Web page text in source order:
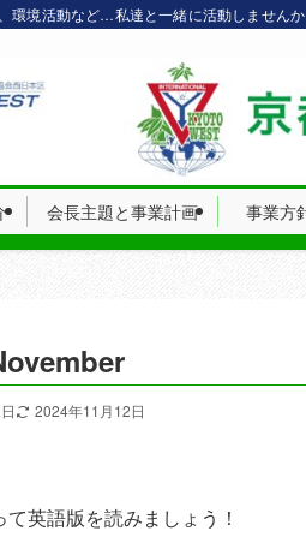
環境活動など…私達と一緒に活動しません
会長主題と事業計画 事業方
2024年11月12日
英語版を読みましょう！